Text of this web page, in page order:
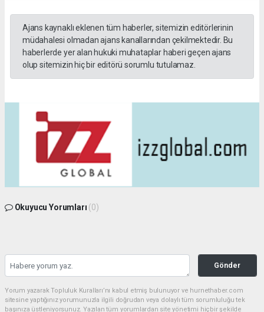
Ajans kaynaklı eklenen tüm haberler, sitemizin editörlerinin
müdahalesi olmadan ajans kanallarından çekilmektedir. Bu
haberlerde yer alan hukuki muhataplar haberi geçen ajans
olup sitemizin hiç bir editörü sorumlu tutulamaz.
Okuyucu Yorumları (0)
Gönder
Yorum yazarak Topluluk Kuralları’nı kabul etmiş bulunuyor ve hurnethaber.com
sitesine yaptığınız yorumunuzla ilgili doğrudan veya dolaylı tüm sorumluluğu tek
başınıza üstleniyorsunuz. Yazılan tüm yorumlardan site yönetimi hiçbir şekilde